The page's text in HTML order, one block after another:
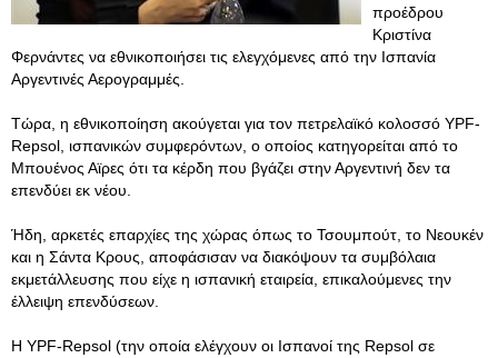
προέδρου
Κριστίνα
Φερνάντες να εθνικοποιήσει τις ελεγχόμενες από την Ισπανία
Αργεντινές Αερογραμμές.
Τώρα, η εθνικοποίηση ακούγεται για τον πετρελαϊκό κολοσσό YPF-
Repsol, ισπανικών συμφερόντων, ο οποίος κατηγορείται από το
Μπουένος Αϊρες ότι τα κέρδη που βγάζει στην Αργεντινή δεν τα
επενδύει εκ νέου.
Ήδη, αρκετές επαρχίες της χώρας όπως το Τσουμπούτ, το Νεουκέν
και η Σάντα Κρους, αποφάσισαν να διακόψουν τα συμβόλαια
εκμετάλλευσης που είχε η ισπανική εταιρεία, επικαλούμενες την
έλλειψη επενδύσεων.
Η YPF-Repsol (την οποία ελέγχουν οι Ισπανοί της Repsol σε